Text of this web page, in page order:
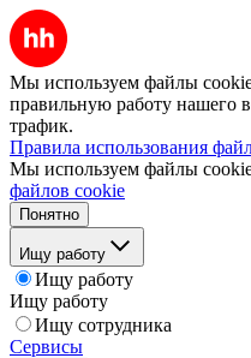
Мы используем файлы
правильную работу нашего
трафик.
Правила использования
Мы используем файлы
файлов cookie
Понятно
Ищу работу
Ищу работу
Ищу работу
Ищу сотрудника
Сервисы